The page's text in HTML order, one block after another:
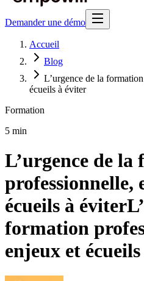
Demander une démo
Accueil
Blog
L’urgence de la
écueils à éviter
Formation
5 min
L’urgence de
professionnelle,
écueils à éviter
formation
enjeux et